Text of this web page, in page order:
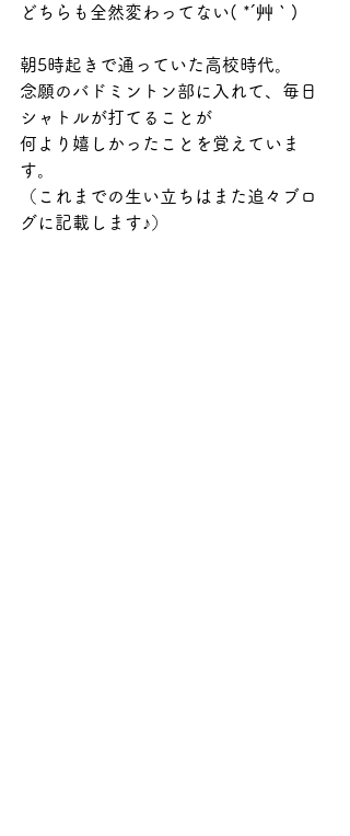
どちらも全然変わってない( *´艸｀)
朝5時起きで通っていた高校時代。
念願のバドミントン部に入れて、毎日
シャトルが打てることが
何より嬉しかったことを覚えていま
す。
（これまでの生い立ちはまた追々ブロ
グに記載します♪）